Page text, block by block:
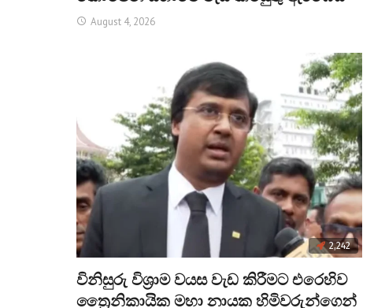
August 4, 2026
2,242
විනිසුරු විශ්‍රාම වයස වැඩ කිරීමට එරෙහිව
ත්‍රෛනිකායික මහා නායක හිමිවරුන්ගෙන්